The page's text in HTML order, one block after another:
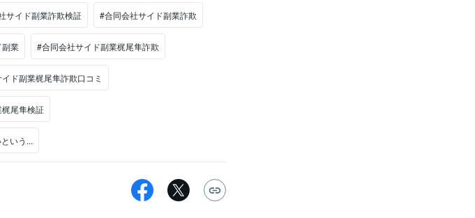
サイド副業詐欺検証 #合同会社サイド副業詐欺
業 #合同会社サイド副業梶尾隼詐欺
ド副業梶尾隼詐欺口コミ
尾隼検証
いう...